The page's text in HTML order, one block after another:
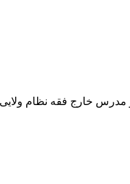
خارج فقه نظام